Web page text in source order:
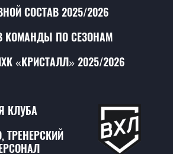
СОСТАВ 2025/2026
КОМАНДЫ ПО СЕЗОНАМ
«КРИСТАЛЛ» 2025/2026
КЛУБА
ТРЕНЕРСКИЙ